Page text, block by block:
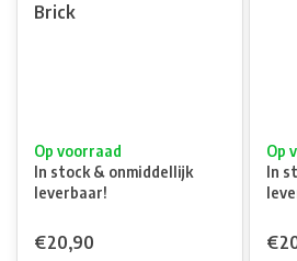
Brick
Op voorraad
In stock & onmiddellijk
leverbaar!
€20,90
Op
In